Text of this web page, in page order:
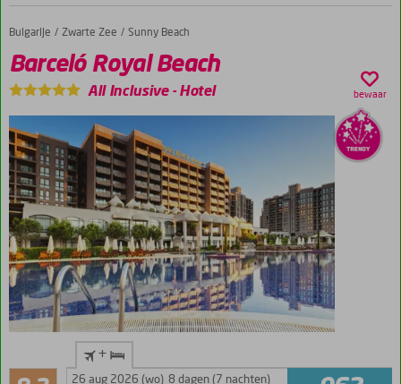
Home
Bulgarije Zwarte Zee Sunny Beach
Barceló Royal Beach
Barceló Royal Beach
All Inclusive -Hotel bewaar
Beach
Zeer goed
+
26 aug 2026 (wo) 8 dagen (7 nachten)